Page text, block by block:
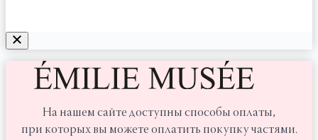
На нашем сайте доступны способы оплаты,
при которых вы можете оплатить покупку частями.